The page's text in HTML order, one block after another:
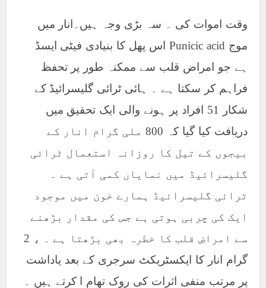
وقت اموات کی ۔ سہ بڑی وجہ ہیں۔انار میں
موج Punicic acid اس پھل کا بنیادی فیٹی ایسڈ
ہے جو امراض قلب سے ممکنہ طور پر تحفظ
فراہم کر سکتا ہے ۔ ہائی ٹرائی گلیسرائیڈ کے
شکار 51 افراد پر ہونے والی ایک تحقیق میں
دریافت کیا گیا کہ 800 ملی گرام انار کے
بیجوں کے تیل کا روزانہ استعمال ٹرائی
گلیسرائیڈ میں نمایاں کمی آتی ہے ۔
ٹرائی گلیسرائیڈ ہمارے خون میں موجود
ایک کی چربی ہوتی ہے جس کی مقدار بڑھنے
سے امراض قلب کا خطرہ بھی بڑھتا ہے ۔ ، 2
گرام انار کا ایکسٹریکٹ سرجری کے بعد یاداشت
پر مرتب منفی اثرات کی روک تھام ا کرتے ہیں ۔